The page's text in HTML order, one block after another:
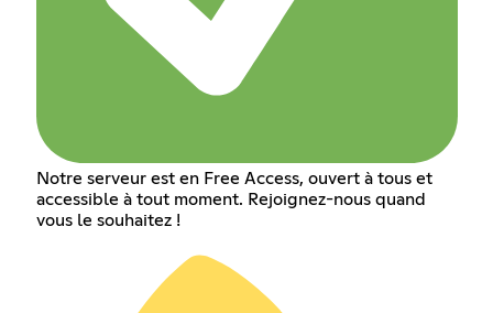
Notre serveur est en Free Access, ouvert à tous et
accessible à tout moment. Rejoignez-nous quand
vous le souhaitez !